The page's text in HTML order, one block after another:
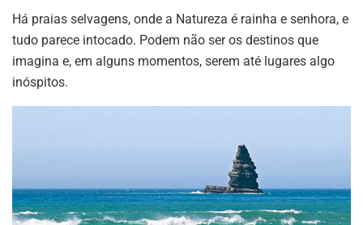
Há praias selvagens, onde a Natureza é rainha e senhora, e
tudo parece intocado. Podem não ser os destinos que
imagina e, em alguns momentos, serem até lugares algo
inóspitos.